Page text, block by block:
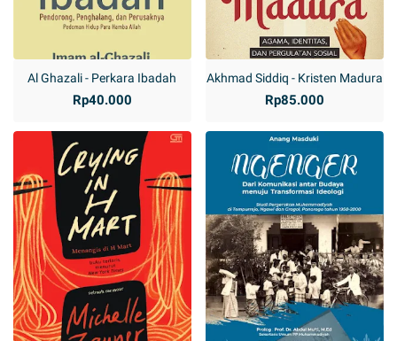
Al Ghazali - Perkara Ibadah
Rp40.000
Akhmad Siddiq - Kristen Madura
Rp85.000